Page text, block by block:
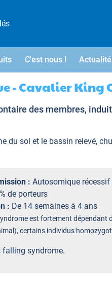
C'est nous !
- Cavalier King
des membres,
du sol et le bassin relevé,
: Autosomique récessif
de porteurs
: De 14 semaines à 4 ans
est fortement dépendant
certains individus
falling syndrome.